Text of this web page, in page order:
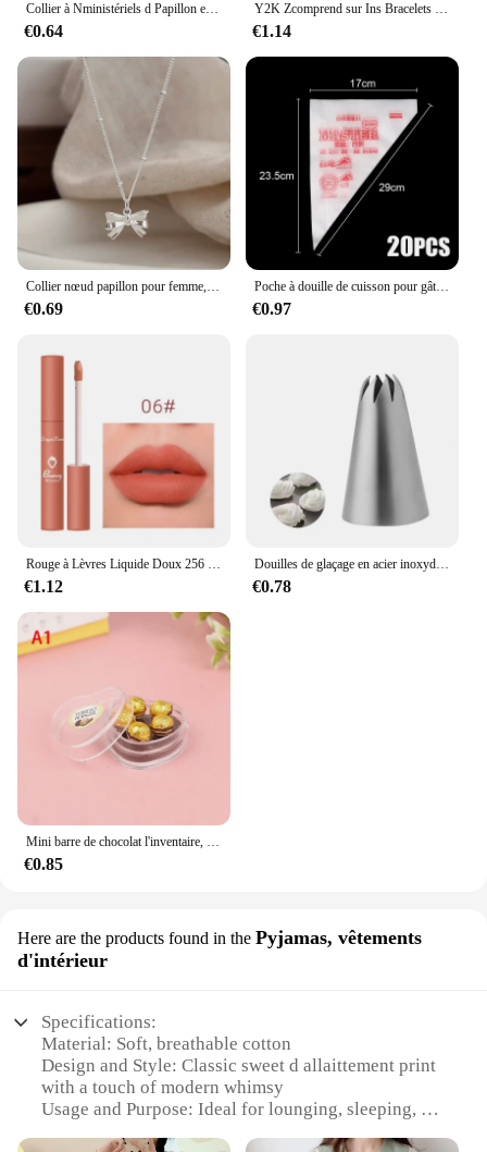
Collier à Nministériels d Papillon en Argent pour Femme, 1 Pièce, Clavicule, Élégant, Vintage, Doux, Ras du Cou, Bijoux de ix, Cadeaux
€0.64
Y2K Zcomprend sur Ins Bracelets pour femmes, Mode coréenne, Sweet Girls, Rotterdam Kling Hollow Coussins, Délicat JOBracelet, Bijoux de fête, Cadeaux
€1.14
Collier nœud papillon pour femme, collier clavicule, bijoux minimalistes, mignon et doux, dame
€0.69
Poche à douille de cuisson pour gâteau crème dessert, sacs de poulet, S, M, L, décoration de conception, outil de buse de pointe, accessoires de cuisine, 20 pièces
€0.97
Rouge à Lèvres Liquide Doux 256 Velours Jules Glaze, Imperméable, Longue Durée, Non Marquant, Naturel, 12 Couleurs, miles, Cosmétique, 1 Pièce
€1.12
Douilles de glaçage en acier inoxydable pour gâteau Chi, outil de pâtisserie, artisanat du sucre
€0.78
Mini barre de chocolat l'inventaire, maison de courses, nourriture, gaufre, strass, modèle, jouets, collations, cuisine, beurre, accessoires décoratifs, 1 ensemble, 1:12
€0.85
Here are the products found in the Pyjamas, vêtements
d'intérieur
Specifications:
Material: Soft, breathable cotton
Design and Style: Classic sweet d allaittement print
with a touch of modern whimsy
Usage and Purpose: Ideal for lounging, sleeping, or